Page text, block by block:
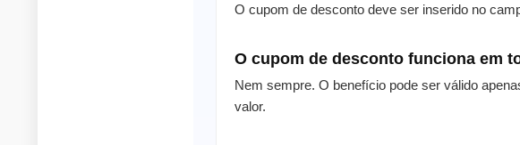
O cupom de desconto deve ser inserido no
O cupom de desconto funciona em
Nem sempre. O benefício pode ser válido
valor.